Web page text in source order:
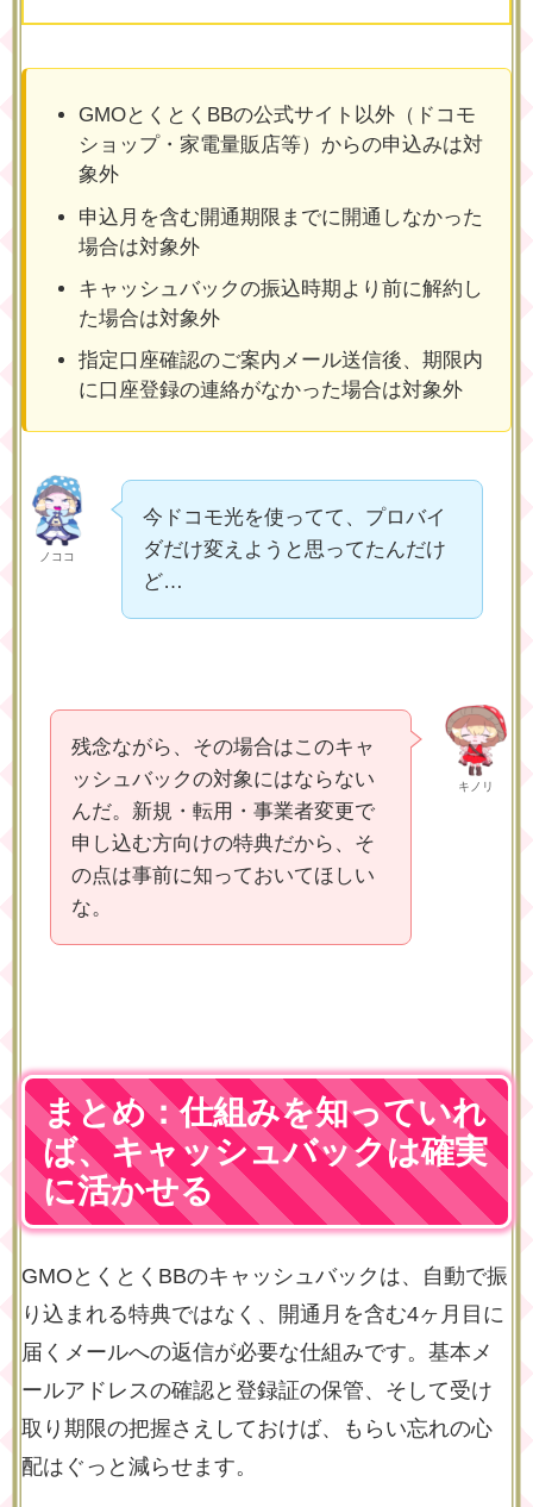
GMOとくとくBBの公式サイト以外（ドコモ
ショップ・家電量販店等）からの申込みは対
象外
申込月を含む開通期限までに開通しなかった
場合は対象外
キャッシュバックの振込時期より前に解約し
た場合は対象外
指定口座確認のご案内メール送信後、期限内
に口座登録の連絡がなかった場合は対象外
ノココ
今ドコモ光を使ってて、プロバイ
ダだけ変えようと思ってたんだけ
ど…
キノリ
残念ながら、その場合はこのキャ
ッシュバックの対象にはならない
んだ。新規・転用・事業者変更で
申し込む方向けの特典だから、そ
の点は事前に知っておいてほしい
な。
まとめ：仕組みを知っていれ
ば、キャッシュバックは確実
に活かせる
GMOとくとくBBのキャッシュバックは、自動で振
り込まれる特典ではなく、開通月を含む4ヶ月目に
届くメールへの返信が必要な仕組みです。基本メ
ールアドレスの確認と登録証の保管、そして受け
取り期限の把握さえしておけば、もらい忘れの心
配はぐっと減らせます。